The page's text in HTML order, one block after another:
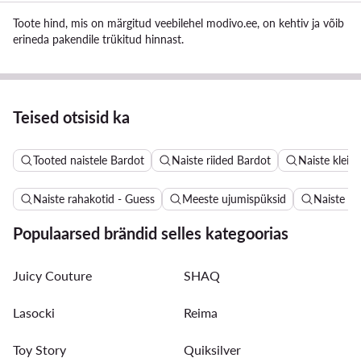
Toote hind, mis on märgitud veebilehel modivo.ee, on kehtiv ja võib
erineda pakendile trükitud hinnast.
Teised otsisid ka
Tooted naistele Bardot Naiste riided Bardot Naiste
Naiste rahakotid - Guess Meeste ujumispüksid Naiste
Populaarsed brändid selles kategoorias
Juicy Couture SHAQ
Lasocki Reima
Toy Story Quiksilver